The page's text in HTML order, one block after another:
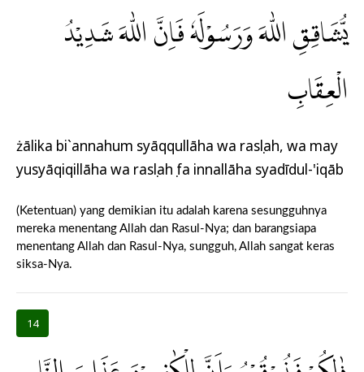
يُّشَاقِقِ اللّٰهَ وَرَسُوْلَهٗ فَاِنَّ اللّٰهَ شَدِيْدُ
الْعِقَابِ
żālika bi`annahum syāqqullāha wa rasụlah, wa may
yusyāqiqillāha wa rasụlahụ fa innallāha syadīdul-'iqāb
(Ketentuan) yang demikian itu adalah karena sesungguhnya
mereka menentang Allah dan Rasul-Nya; dan barangsiapa
menentang Allah dan Rasul-Nya, sungguh, Allah sangat keras
siksa-Nya.
14